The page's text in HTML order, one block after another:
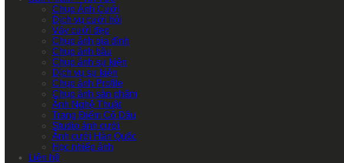
Chụp Ảnh Cưới
Dịch vụ cưới hỏi
Váy cưới đẹp
Chụp ảnh gia đình
Chụp ảnh bầu
Chụp ảnh sự kiện
Dịch vụ sự kiện
Chụp ảnh Profile
Chụp ảnh sản phẩm
Ảnh Nghệ Thuật
Trang Điểm Cô Dâu
Studio ảnh cưới
Ảnh cưới Hàn Quốc
Học nhiếp ảnh
Liên hệ